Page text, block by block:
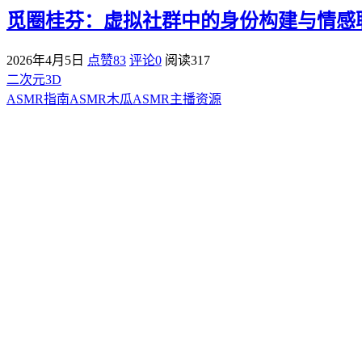
觅圈桂芬：虚拟社群中的身份构建与情感
2026年4月5日 点赞83 评论0 阅读317
二次元3D
ASMR指南ASMR木瓜ASMR主播资源